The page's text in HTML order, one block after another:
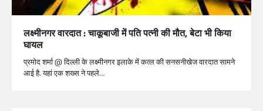
लक्ष्मीनगर वारदात : चाकूबाजी में पति पत्नी की मौत, बेटा भी किया
घायल
प्रमोद शर्मा @ दिल्ली के लक्ष्मीनगर इलाके में कत्ल की सनसनीखेज वारदात सामने
आई है. यहां एक शख्स ने पहले…